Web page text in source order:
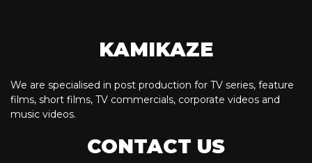
KAMIKAZE
We are specialised in post production for TV series, feature
films, short films, TV commercials, corporate videos and
music videos.
CONTACT US